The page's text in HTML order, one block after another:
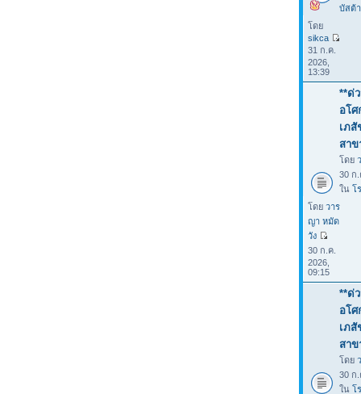
บัสต้า
โดย
sikca
31 ก.ค.
2026,
13:39
**ด่
อโ
เภสั
สาข
โดย
30 ก.
ใน โ
โดย วาร
ญา หมัด
วัง
30 ก.ค.
2026,
09:15
**ด่
อโ
เภสั
สาข
โดย
30 ก.
ใน โ